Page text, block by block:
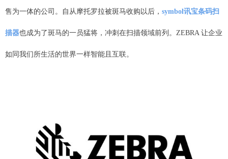
售为一体的公司。自从摩托罗拉被斑马收购以后， symbol讯宝条码扫
描器也成为了斑马的一员猛将，冲刺在扫描领域前列。ZEBRA 让企业
如同我们所生活的世界一样智能且互联。